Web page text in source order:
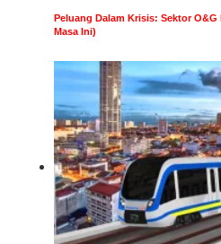
Peluang Dalam Krisis: Sektor
Masa Ini)